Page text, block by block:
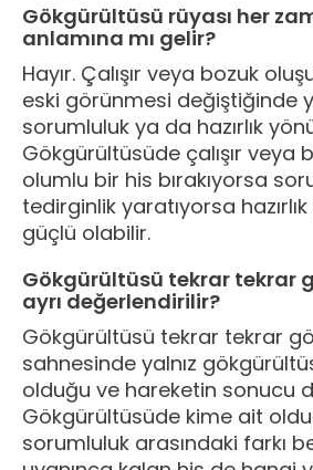
Gökgürültüsü rüyası her
anlamına mı gelir?
Hayır. Çalışır veya bozuk
eski görünmesi değiştiğinde
sorumluluk ya da hazırlık
Gökgürültüsüde çalışır veya
olumlu bir his bırakıyorsa
tedirginlik yaratıyorsa
güçlü olabilir.
Gökgürültüsü tekrar tekrar
ayrı değerlendirilir?
Gökgürültüsü tekrar tekrar
sahnesinde yalnız
olduğu ve hareketin sonucu
Gökgürültüsüde kime ait
sorumluluk arasındaki farkı